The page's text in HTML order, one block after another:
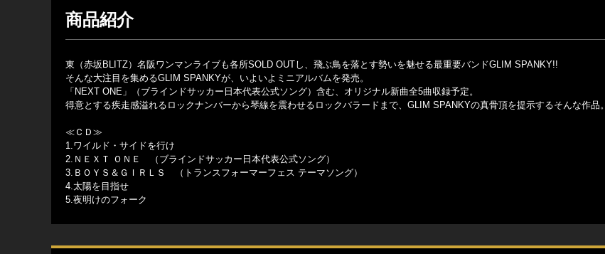
商品紹介
東（赤坂BLITZ）名阪ワンマンライブも各所SOLD OUTし、飛ぶ鳥を落とす勢いを魅せる最重要バンドGLIM SPANKY!!
そんな大注目を集めるGLIM SPANKYが、いよいよミニアルバムを発売。
「NEXT ONE」（ブラインドサッカー日本代表公式ソング）含む、オリジナル新曲全5曲収録予定。
得意とする疾走感溢れるロックナンバーから琴線を震わせるロックバラードまで、GLIM SPANKYの真骨頂を提示するそんな作品。
≪ＣＤ≫
1.ワイルド・サイドを行け
2.ＮＥＸＴ ＯＮＥ （ブラインドサッカー日本代表公式ソング）
3.ＢＯＹＳ＆ＧＩＲＬＳ （トランスフォーマーフェス テーマソング）
4.太陽を目指せ
5.夜明けのフォーク